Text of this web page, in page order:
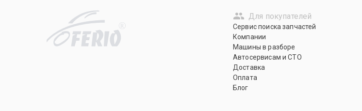
R
Для покупателей
Сервис поиска запчастей
Компании
Машины в разборе
Автосервисам и СТО
Доставка
Оплата
Блог